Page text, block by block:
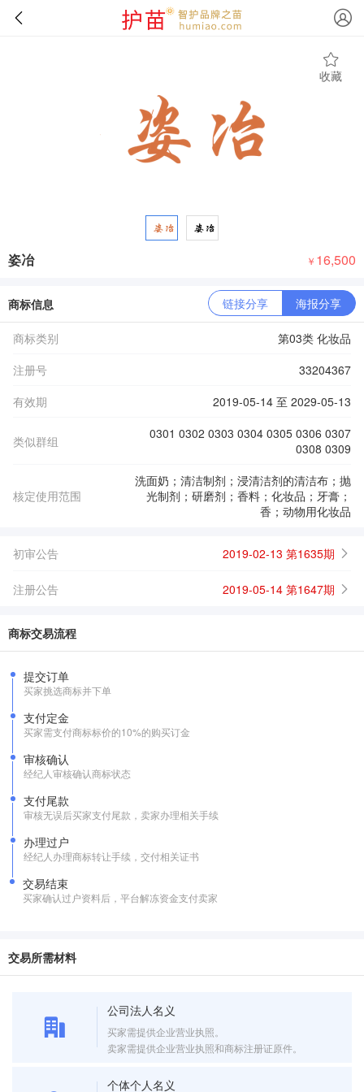
收藏
姿冶 ￥ 16,500
商标信息 链接分享 海报分享
商标类别
第03类 化妆品
注册号
33204367
有效期
2019-05-14 至 2029-05-13
类似群组
0301 0302 0303 0304 0305 0306 0307
0308 0309
核定使用范围
洗面奶；清洁制剂；浸清洁剂的清洁布；抛
光制剂；研磨剂；香料；化妆品；牙膏；
香；动物用化妆品
初审公告 2019-02-13 第1635期
注册公告 2019-05-14 第1647期
商标交易流程
提交订单
买家挑选商标并下单
支付定金
买家需支付商标标价的10%的购买订金
审核确认
经纪人审核确认商标状态
支付尾款
审核无误后买家支付尾款，卖家办理相关手续
办理过户
经纪人办理商标转让手续，交付相关证书
交易结束
买家确认过户资料后，平台解冻资金支付卖家
交易所需材料
公司法人名义
买家需提供企业营业执照。
卖家需提供企业营业执照和商标注册证原件。
个体个人名义